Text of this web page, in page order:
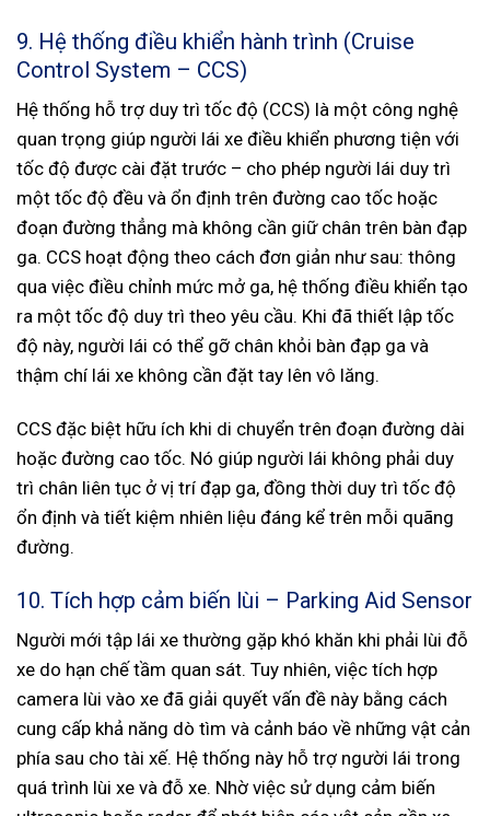
9. Hệ thống điều khiển hành trình (Cruise
Control System – CCS)
Hệ thống hỗ trợ duy trì tốc độ (CCS) là một công nghệ
quan trọng giúp người lái xe điều khiển phương tiện với
tốc độ được cài đặt trước – cho phép người lái duy trì
một tốc độ đều và ổn định trên đường cao tốc hoặc
đoạn đường thẳng mà không cần giữ chân trên bàn đạp
ga. CCS hoạt động theo cách đơn giản như sau: thông
qua việc điều chỉnh mức mở ga, hệ thống điều khiển tạo
ra một tốc độ duy trì theo yêu cầu. Khi đã thiết lập tốc
độ này, người lái có thể gỡ chân khỏi bàn đạp ga và
thậm chí lái xe không cần đặt tay lên vô lăng.
CCS đặc biệt hữu ích khi di chuyển trên đoạn đường dài
hoặc đường cao tốc. Nó giúp người lái không phải duy
trì chân liên tục ở vị trí đạp ga, đồng thời duy trì tốc độ
ổn định và tiết kiệm nhiên liệu đáng kể trên mỗi quãng
đường.
10. Tích hợp cảm biến lùi – Parking Aid Sensor
Người mới tập lái xe thường gặp khó khăn khi phải lùi đỗ
xe do hạn chế tầm quan sát. Tuy nhiên, việc tích hợp
camera lùi vào xe đã giải quyết vấn đề này bằng cách
cung cấp khả năng dò tìm và cảnh báo về những vật cản
phía sau cho tài xế. Hệ thống này hỗ trợ người lái trong
quá trình lùi xe và đỗ xe. Nhờ việc sử dụng cảm biến